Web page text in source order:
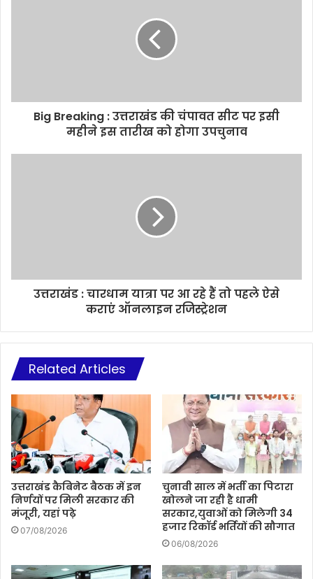
Big Breaking : उत्तराखंड की चंपावत सीट पर इसी
महीने इस तारीख को होगा उपचुनाव
उत्तराखंड : चारधाम यात्रा पर आ रहे हैं तो पहले ऐसे
कराएं ऑनलाइन रजिस्ट्रेशन
Related Articles
उत्तराखंड कैबिनेट बैठक में इन
निर्णयों पर मिली सरकार की
मंजूरी, यहां पढ़े
07/08/2026
चुनावी साल में भर्ती का पिटारा
खोलने जा रही है धामी
सरकार,युवाओं को मिलेगी 34
हजार रिकॉर्ड भर्तियों की सौगात
06/08/2026